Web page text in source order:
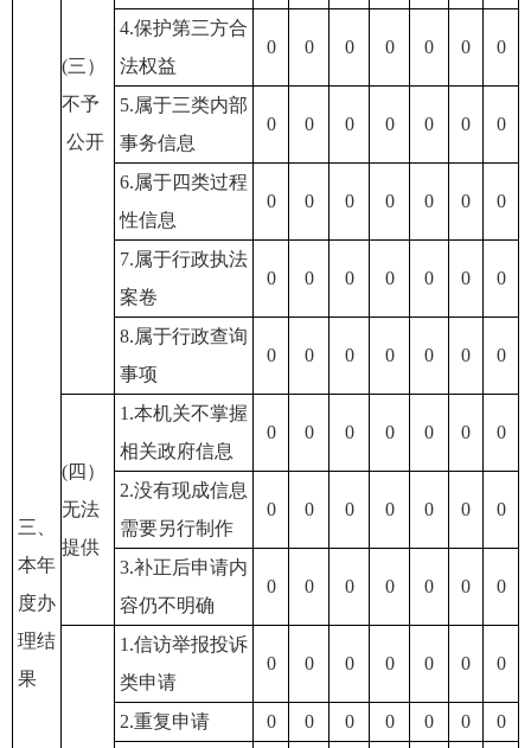
三、
本年
度办
理结
果
(三）
不予
公开
4.保护第三方合
法权益
0 0 0 0 0 0 0
5.属于三类内部
事务信息
0 0 0 0 0 0 0
6.属于四类过程
性信息
0 0 0 0 0 0 0
7.属于行政执法
案卷
0 0 0 0 0 0 0
8.属于行政查询
事项
0 0 0 0 0 0 0
(四）
无法
提供
1.本机关不掌握
相关政府信息
0 0 0 0 0 0 0
2.没有现成信息
需要另行制作
0 0 0 0 0 0 0
3.补正后申请内
容仍不明确
0 0 0 0 0 0 0
1.信访举报投诉
类申请
0 0 0 0 0 0 0
2.重复申请 0 0 0 0 0 0
0